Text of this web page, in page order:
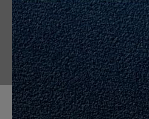
PERTIKAIAN
PERTIKAIAN